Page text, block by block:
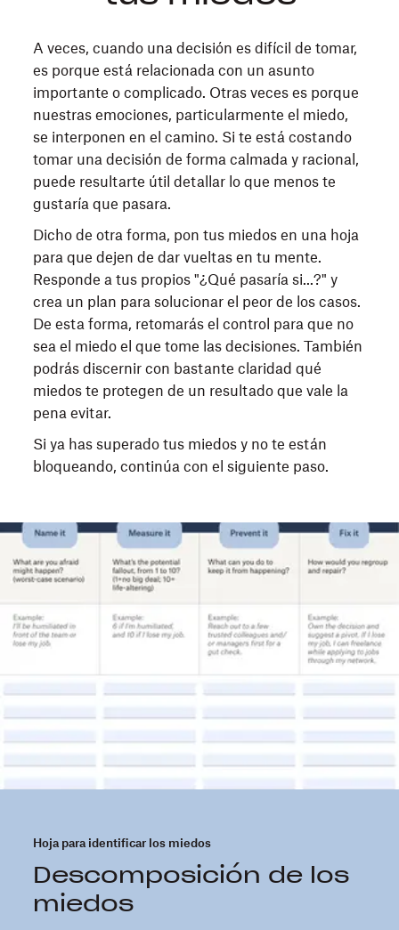
A veces, cuando una decisión es difícil de tomar,
es porque está relacionada con un asunto
importante o complicado. Otras veces es porque
nuestras emociones, particularmente el miedo,
se interponen en el camino. Si te está costando
tomar una decisión de forma calmada y racional,
puede resultarte útil detallar lo que menos te
gustaría que pasara.
Dicho de otra forma, pon tus miedos en una hoja
para que dejen de dar vueltas en tu mente.
Responde a tus propios "¿Qué pasaría si...?" y
crea un plan para solucionar el peor de los casos.
De esta forma, retomarás el control para que no
sea el miedo el que tome las decisiones. También
podrás discernir con bastante claridad qué
miedos te protegen de un resultado que vale la
pena evitar.
Si ya has superado tus miedos y no te están
bloqueando, continúa con el siguiente paso.
Hoja para identificar los miedos
Descomposición de los
miedos